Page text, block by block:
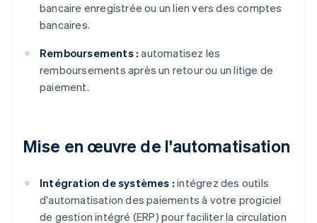
bancaire enregistrée ou un lien vers des comptes
bancaires.
Remboursements : automatisez les
remboursements après un retour ou un litige de
paiement.
Mise en œuvre de l'automatisation
Intégration de systèmes : intégrez des outils
d'automatisation des paiements à votre progiciel
de gestion intégré (ERP) pour faciliter la circulation